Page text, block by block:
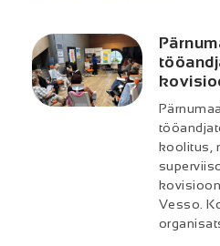
koolitus,
Vesso.